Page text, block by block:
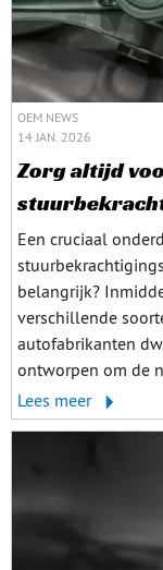
OEM NEWS
14 JAN. 2026
Zorg altijd
Een cruciaal
belangrijk?
verschillende
autofabrikanten
ontworpen om de
Lees meer